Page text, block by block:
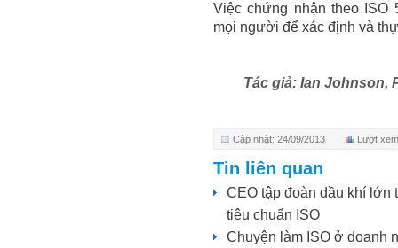
Việc chứng nhận theo ISO
mọi người để xác định và
Tác giả: Ian Johnson,
Cập nhật: 24/09/2013 Lượt
Tin liên quan
CEO tập đoàn dầu khí lớn
tiêu chuẩn ISO
Chuyện làm ISO ở doanh